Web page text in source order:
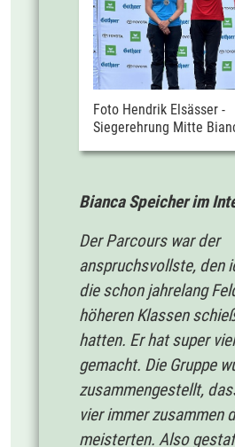
Foto Hendrik Elsässer -
Siegerehrung Mitte
Bianca Speicher im
Der Parcours war der
anspruchsvollste, den
die schon jahrelang
höheren Klassen
hatten. Er hat super
gemacht. Die Gruppe
zusammengestellt,
vier immer zusammen
meisterten. Also